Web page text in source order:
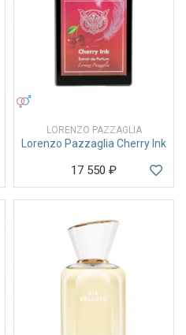
LORENZO PAZZAGLIA
Lorenzo Pazzaglia Cherry Ink
17 550 ₽